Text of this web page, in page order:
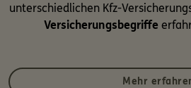
unterschiedlichen Kfz-
Versicherungsbegriffe
Mehr